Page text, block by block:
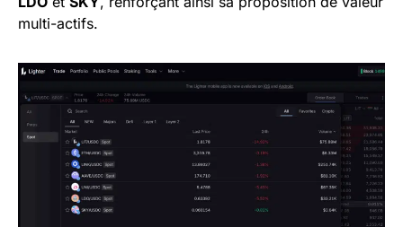
multi-actifs.